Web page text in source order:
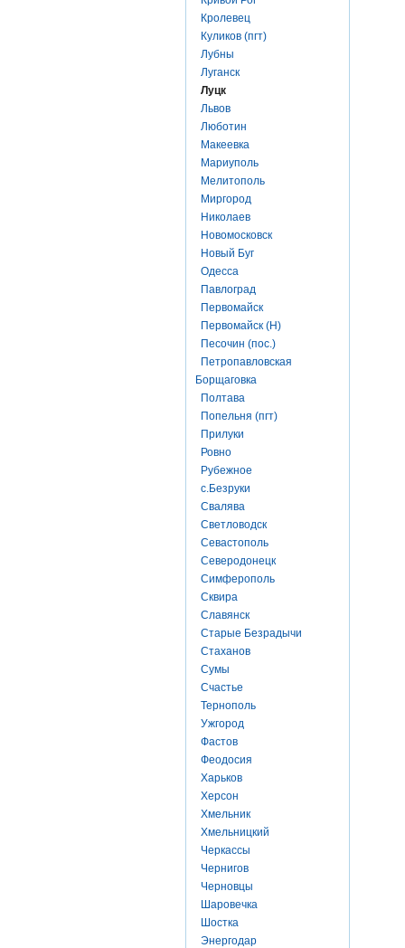
Кролевец
Куликов (пгт)
Лубны
Луганск
Луцк
Львов
Люботин
Макеевка
Мариуполь
Мелитополь
Миргород
Николаев
Новомосковск
Новый Буг
Одесса
Павлоград
Первомайск
Первомайск (Н)
Песочин (пос.)
Петропавловская
Борщаговка
Полтава
Попельня (пгт)
Прилуки
Ровно
Рубежное
с.Безруки
Свалява
Светловодск
Севастополь
Северодонецк
Симферополь
Сквира
Славянск
Старые Безрадычи
Стаханов
Сумы
Счастье
Тернополь
Ужгород
Фастов
Феодосия
Харьков
Херсон
Хмельник
Хмельницкий
Черкассы
Чернигов
Черновцы
Шаровечка
Шостка
Энергодар